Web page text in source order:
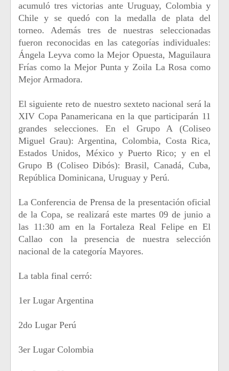
acumuló tres victorias ante Uruguay, Colombia y
Chile y se quedó con la medalla de plata del
torneo. Además tres de nuestras seleccionadas
fueron reconocidas en las categorías individuales:
Ángela Leyva como la Mejor Opuesta, Maguilaura
Frías como la Mejor Punta y Zoila La Rosa como
Mejor Armadora.
El siguiente reto de nuestro sexteto nacional será la
XIV Copa Panamericana en la que participarán 11
grandes selecciones. En el Grupo A (Coliseo
Miguel Grau): Argentina, Colombia, Costa Rica,
Estados Unidos, México y Puerto Rico; y en el
Grupo B (Coliseo Dibós): Brasil, Canadá, Cuba,
República Dominicana, Uruguay y Perú.
La Conferencia de Prensa de la presentación oficial
de la Copa, se realizará este martes 09 de junio a
las 11:30 am en la Fortaleza Real Felipe en El
Callao con la presencia de nuestra selección
nacional de la categoría Mayores.
La tabla final cerró:
1er Lugar Argentina
2do Lugar Perú
3er Lugar Colombia